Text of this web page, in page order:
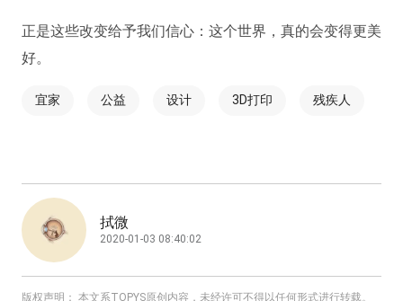
正是这些改变给予我们信心：这个世界，真的会变得更美
好。
宜家 公益 设计 3D打印 残疾人
拭微
2020-01-03 08:40:02
版权声明： 本文系TOPYS原创内容，未经许可不得以任何形式进行转载。